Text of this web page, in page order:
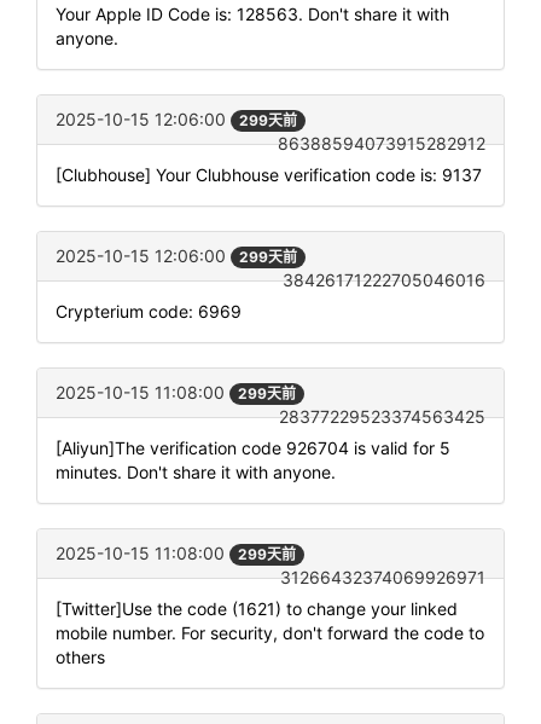
Your Apple ID Code is: 128563. Don't share it with
anyone.
2025-10-15 12:06:00 299天前
86388594073915282912
[Clubhouse] Your Clubhouse verification code is: 9137
2025-10-15 12:06:00 299天前
38426171222705046016
Crypterium code: 6969
2025-10-15 11:08:00 299天前
28377229523374563425
[Aliyun]The verification code 926704 is valid for 5
minutes. Don't share it with anyone.
2025-10-15 11:08:00 299天前
31266432374069926971
[Twitter]Use the code (1621) to change your linked
mobile number. For security, don't forward the code to
others